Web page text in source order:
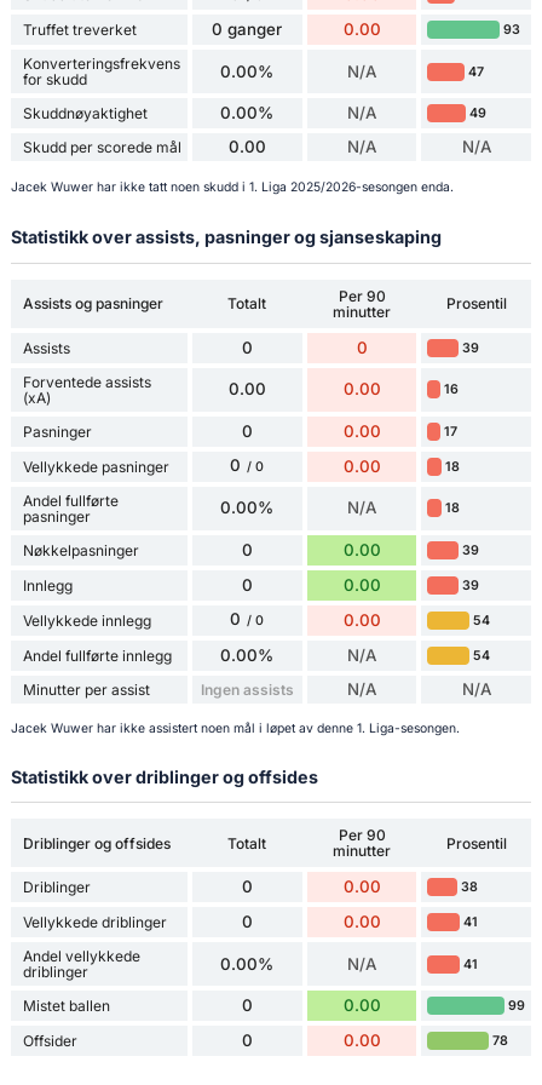
Truffet treverket 0 ganger 0.00 93
Konverteringsfrekvens
for skudd
0.00% N/A 47
Skuddnøyaktighet 0.00% N/A 49
Skudd per scorede mål 0.00 N/A N/A
Jacek Wuwer har ikke tatt noen skudd i 1. Liga 2025/2026-sesongen enda.
Statistikk over assists, pasninger og sjanseskaping
Assists og pasninger Totalt
Per 90
minutter
Prosentil
Assists 0 0 39
Forventede assists
(xA)
0.00 0.00 16
Pasninger 0 0.00 17
Vellykkede pasninger 0 / 0 0.00 18
Andel fullførte
pasninger
0.00% N/A 18
Nøkkelpasninger 0 0.00 39
Innlegg 0 0.00 39
Vellykkede innlegg 0 / 0 0.00 54
Andel fullførte innlegg 0.00% N/A 54
Minutter per assist Ingen assists N/A N/A
Jacek Wuwer har ikke assistert noen mål i løpet av denne 1. Liga-sesongen.
Statistikk over driblinger og offsides
Driblinger og offsides Totalt
Per 90
minutter
Prosentil
Driblinger 0 0.00 38
Vellykkede driblinger 0 0.00 41
Andel vellykkede
driblinger
0.00% N/A 41
Mistet ballen 0 0.00 99
Offsider 0 0.00 78